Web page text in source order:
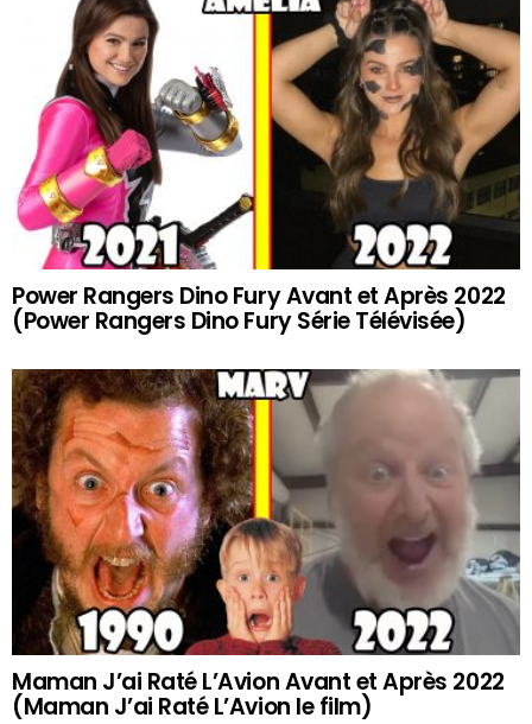
Power Rangers Dino Fury Avant et Après 2022
(Power Rangers Dino Fury Série Télévisée)
Maman J’ai Raté L’Avion Avant et Après 2022
(Maman J’ai Raté L’Avion le film)